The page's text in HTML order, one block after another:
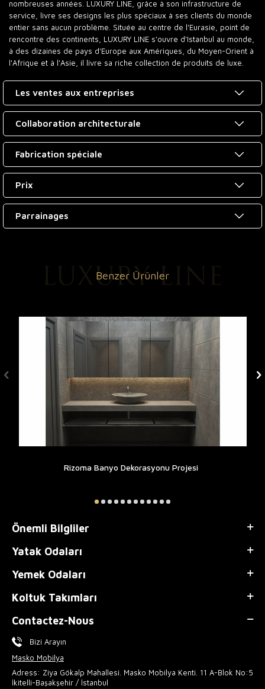
nombreuses années. LUXURY LINE, grâce à son infrastructure de
service, livre ses designs les plus spéciaux à ses clients du monde
entier sans aucun problème. Située au centre de l'Eurasie, point de
rencontre des continents, LUXURY LINE s'ouvre d'Istanbul au monde,
à des dizaines de pays d'Europe aux Amériques, du Moyen-Orient à
l'Afrique et à l'Asie, il livre sa riche collection de produits de luxe.
Les ventes aux entreprises
Collaboration architecturale
Fabrication spéciale
Prix
Parrainages
Benzer Ürünler
Rizoma Banyo Dekorasyonu Projesi
Önemli Bilgliler
Yatak Odaları
Yemek Odaları
Koltuk Takımları
Contactez-Nous
Bizi Arayın
Masko Mobilya
Adress: Ziya Gökalp Mahallesi. Masko Mobilya Kenti. 11 A-Blok No:5
İkitelli-Başakşehir / İstanbul